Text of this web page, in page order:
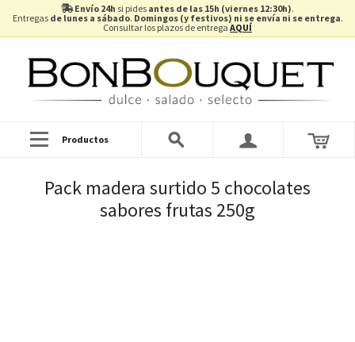
Envío 24h si pides antes de las 15h (viernes 12:30h).
Entregas de lunes a sábado. Domingos (y festivos) ni se envía ni se entrega.
Consultar los plazos de entrega AQUÍ
Productos
Pack madera surtido 5 chocolates
sabores frutas 250g